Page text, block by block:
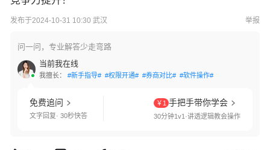
发布于2024-10-31 10:30 武汉 举报
问一问，专业解答少走弯路
当前我在线
我擅长： #新手指导# #权限开通# #券商对比# #软件操作#
免费追问
文字回复· 30秒快答
￥1 手把手带你学会
30分钟1v1·讲透逻辑教会操作